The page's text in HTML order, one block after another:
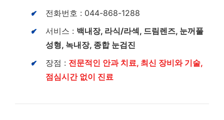
전화번호 : 044-868-1288
서비스 : 백내장, 라식/라섹, 드림렌즈, 눈꺼풀
성형, 녹내장, 종합 눈검진
장점 : 전문적인 안과 치료, 최신 장비와 기술,
점심시간 없이 진료